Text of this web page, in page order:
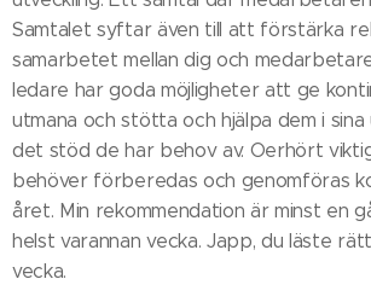
Samtalet syftar även till att förstärka
samarbetet mellan dig och
ledare har goda möjligheter att ge
utmana och stötta och hjälpa dem i
det stöd de har behov av. Oerhört
behöver förberedas och genomföras
året. Min rekommendation är minst en
helst varannan vecka. Japp, du läste
vecka.